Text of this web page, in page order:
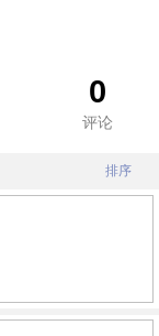
0
评论
排序